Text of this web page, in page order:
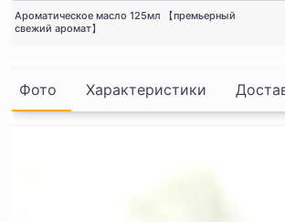
Ароматическое масло 125мл 【премьерный
свежий аромат】
Фото Характеристики